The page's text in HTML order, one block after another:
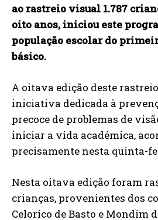
ao rastreio visual 1.787
oito anos, iniciou este
população escolar do
básico.
A oitava edição deste
iniciativa dedicada à
precoce de problemas de
iniciar a vida académica,
precisamente nesta quinta-
Nesta oitava edição foram
crianças, provenientes dos
Celorico de Basto e Mondim